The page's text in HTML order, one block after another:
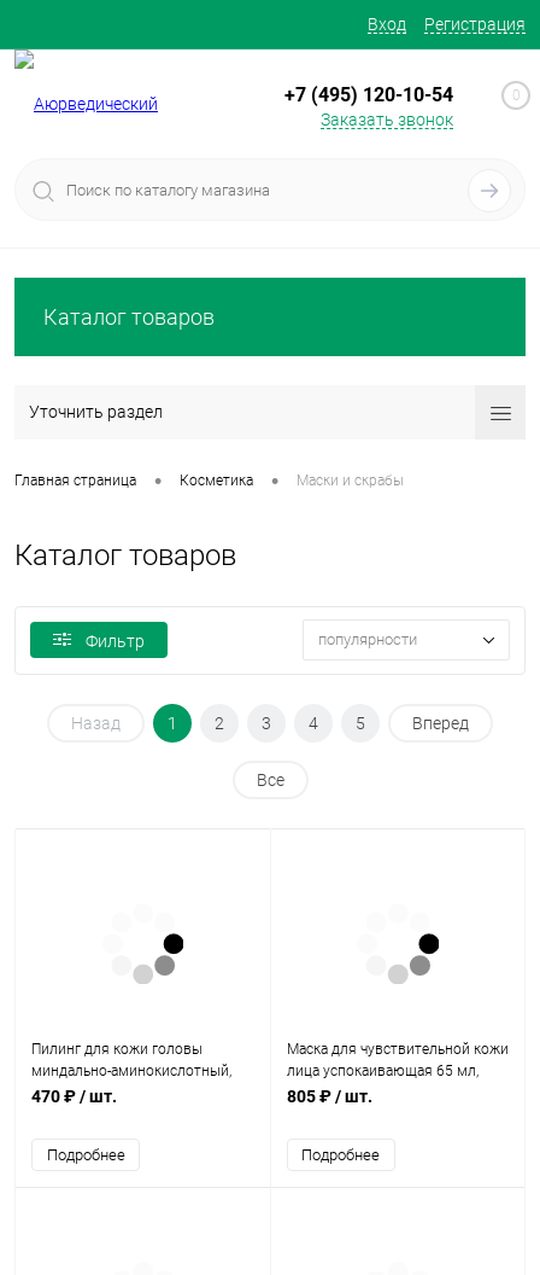
Вход Регистрация
+7 (495) 120-10-54
Заказать звонок
0
Каталог товаров
Уточнить раздел
Главная страница • Косметика • Маски и скрабы
Каталог товаров
Фильтр популярности
Назад 1 2 3 4 5 Вперед
Все
Пилинг для кожи головы
миндально-аминокислотный,
100 мл, Nano Organic
470 ₽/ шт.
Подробнее
Маска для чувствительной кожи
лица успокаивающая 65 мл,
Jurassic Spa
805 ₽/ шт.
Подробнее